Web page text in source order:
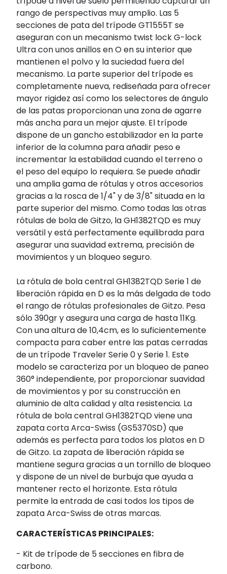
rango de perspectivas muy amplio. Las 5
secciones de pata del trípode GT1555T se
aseguran con un mecanismo twist lock G-lock
Ultra con unos anillos en O en su interior que
mantienen el polvo y la suciedad fuera del
mecanismo. La parte superior del trípode es
completamente nueva, rediseñada para ofrecer
mayor rigidez así como los selectores de ángulo
de las patas proporcionan una zona de agarre
más ancha para un mejor ajuste. El trípode
dispone de un gancho estabilizador en la parte
inferior de la columna para añadir peso e
incrementar la estabilidad cuando el terreno o
el peso del equipo lo requiera. Se puede añadir
una amplia gama de rótulas y otros accesorios
gracias a la rosca de 1/4" y de 3/8" situada en la
parte superior del mismo. Como todas las otras
rótulas de bola de Gitzo, la GH1382TQD es muy
versátil y está perfectamente equilibrada para
asegurar una suavidad extrema, precisión de
movimientos y un bloqueo seguro.
La rótula de bola central GH1382TQD Serie 1 de
liberación rápida en D es la más delgada de todo
el rango de rótulas profesionales de Gitzo. Pesa
sólo 390gr y asegura una carga de hasta 11Kg.
Con una altura de 10,4cm, es lo suficientemente
compacta para caber entre las patas cerradas
de un trípode Traveler Serie 0 y Serie 1. Este
modelo se caracteriza por un bloqueo de paneo
360° independiente, por proporcionar suavidad
de movimientos y por su construcción en
aluminio de alta calidad y alta resistencia. La
rótula de bola central GH1382TQD viene una
zapata corta Arca-Swiss (GS5370SD) que
además es perfecta para todos los platos en D
de Gitzo. La zapata de liberación rápida se
mantiene segura gracias a un tornillo de bloqueo
y dispone de un nivel de burbuja que ayuda a
mantener recto el horizonte. Esta rótula
permite la entrada de casi todos los tipos de
zapata Arca-Swiss de otras marcas.
CARACTERÍSTICAS PRINCIPALES:
- Kit de trípode de 5 secciones en fibra de
carbono.